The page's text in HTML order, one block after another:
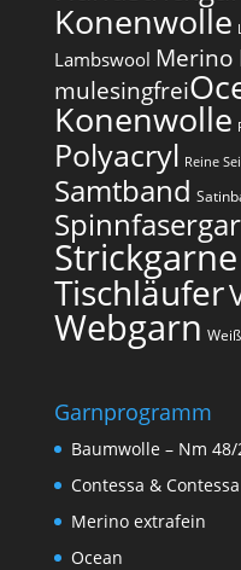
Konenwolle
Lambswool Merino
mulesingfrei​
Konenwolle
Polyacryl Reine
Samtband
Strickgarne
Tischläufer
Webgarn Weiß
Garnprogramm
Baumwolle – Nm 48/
Contessa &
Merino extrafein
Ocean